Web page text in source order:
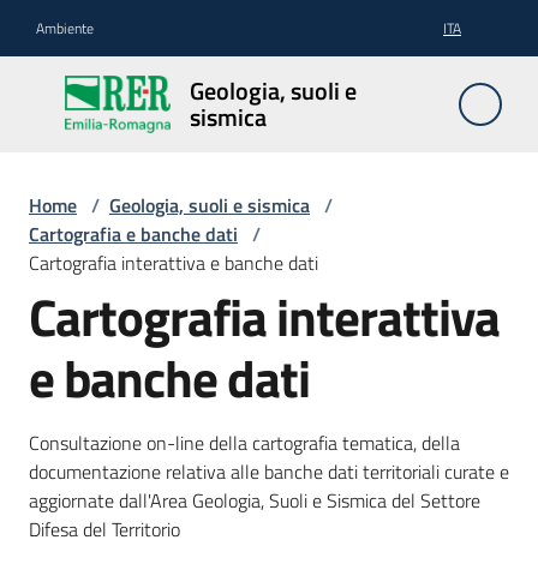
Ambiente ITA
Geologia, suoli e
sismica
Geologia,
suoli e
sismica
Geologia
Suoli
Sismica
Cartografia
Home / Geologia, suoli e sismica /
Cartografia e banche dati /
Cartografia interattiva e banche dati
Cartografia interattiva
e banche dati
Consultazione on-line della cartografia tematica, della
documentazione relativa alle banche dati territoriali curate e
aggiornate dall'Area Geologia, Suoli e Sismica del Settore
Difesa del Territorio